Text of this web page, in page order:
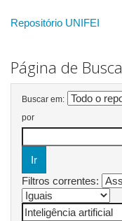
Repositório UNIFEI
Página de Busca
Buscar em:
por
Filtros correntes: